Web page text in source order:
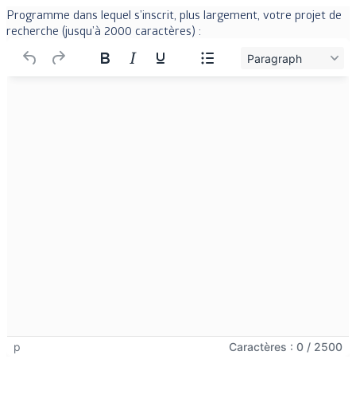
Programme dans lequel s’inscrit, plus largement, votre projet de
recherche (jusqu’à 2000 caractères) :
Paragraph
p Caractères : 0 / 2500